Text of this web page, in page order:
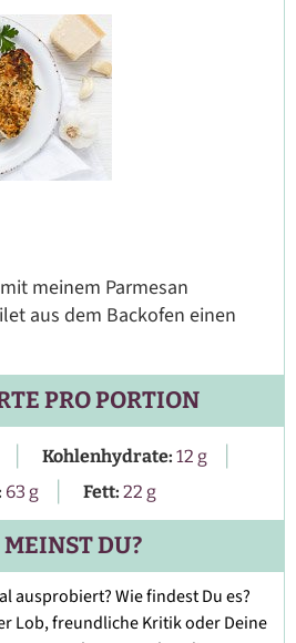
meinem Parmesan
aus dem Backofen einen
PRO PORTION
| Kohlenhydrate: 12 g |
63 g | Fett: 22 g
DU?
ausprobiert? Wie findest Du es?
Lob, freundliche Kritik oder Deine